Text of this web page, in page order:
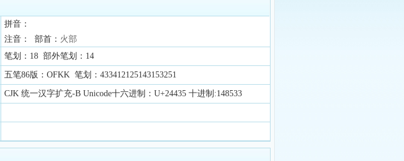
拼音：
注音： 部首： 火部
笔划：18 部外笔划：14
五笔86版：OFKK 笔划：433412125143153251
CJK 统一汉字扩充-B Unicode十六进制：U+24435 十进制:148533